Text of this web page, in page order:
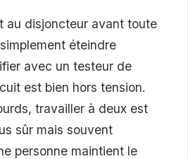
au disjoncteur avant toute
éteindre
avec un testeur de
est bien hors tension.
travailler à deux est
sûr mais souvent
personne maintient le